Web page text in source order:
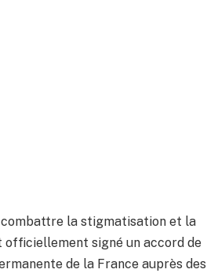
combattre la stigmatisation et la
officiellement signé un accord de
de la France auprès des